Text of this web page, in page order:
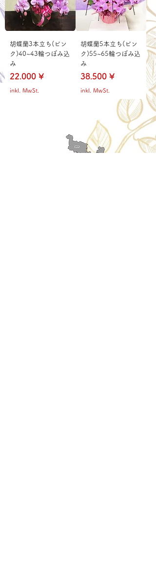
胡蝶蘭3本立ち(ピン
ク)40~43輪つぼみ込
み
Preis
22.000 ¥
inkl. MwSt.
胡蝶蘭5本立ち(ピン
ク)55~65輪つぼみ込
み
Preis
38.500 ¥
inkl. MwSt.
配送エリア・料金